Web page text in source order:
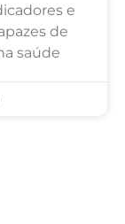
e
de
saúde